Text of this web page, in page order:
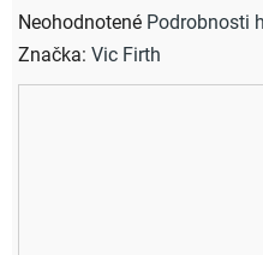
Priemerné
hodnotenie
produktu
Neohodnotené Podrobnosti
Značka: Vic Firth